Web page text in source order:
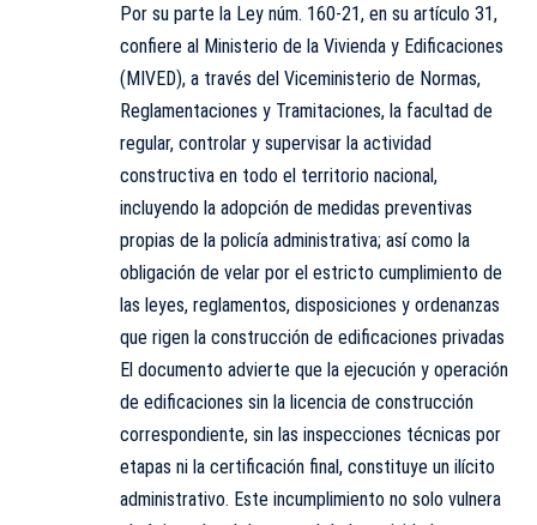
Por su parte la Ley núm. 160-21, en su artículo 31,
confiere al Ministerio de la Vivienda y Edificaciones
(MIVED), a través del Viceministerio de Normas,
Reglamentaciones y Tramitaciones, la facultad de
regular, controlar y supervisar la actividad
constructiva en todo el territorio nacional,
incluyendo la adopción de medidas preventivas
propias de la policía administrativa; así como la
obligación de velar por el estricto cumplimiento de
las leyes, reglamentos, disposiciones y ordenanzas
que rigen la construcción de edificaciones privadas
El documento advierte que la ejecución y operación
de edificaciones sin la licencia de construcción
correspondiente, sin las inspecciones técnicas por
etapas ni la certificación final, constituye un ilícito
administrativo. Este incumplimiento no solo vulnera